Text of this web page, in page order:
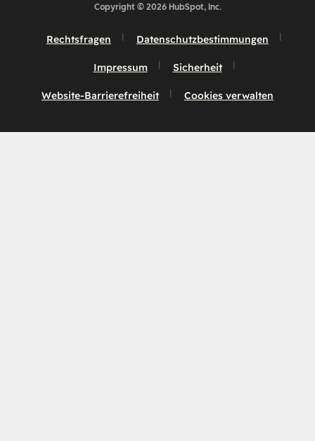
Copyright © 2026 HubSpot, Inc.
Rechtsfragen Datenschutzbestimmungen
Impressum Sicherheit
Website-Barrierefreiheit Cookies verwalten